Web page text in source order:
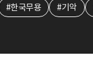
#한국무용 #기악